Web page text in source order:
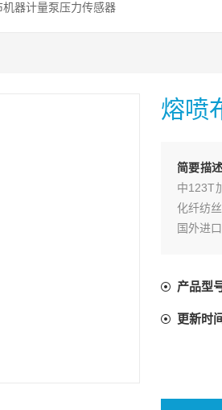
器计量泵压力传感器
熔喷
简要描述
中123T
化纤纺
国外进
产品型号
更新时间